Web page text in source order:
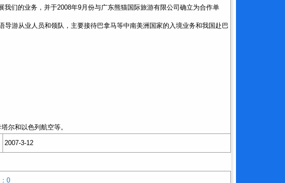
们的业务，并于2008年9月份与广东熊猫国际旅游有限公司确立为合作单
游从业人员和领队，主要接待巴拿马等中南美洲国家的入境业务和我国赴巴
尔和以色列航空等。
2007-3-12
0